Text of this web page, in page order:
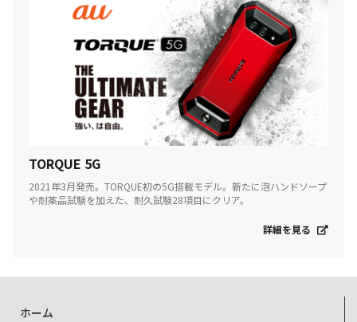
TORQUE 5G
2021年3月発売。TORQUE初の5G搭載モデル。新たに泡ハンドソープ
や耐薬品試験を加えた、耐久試験28項目にクリア。
詳細を見る
ホーム